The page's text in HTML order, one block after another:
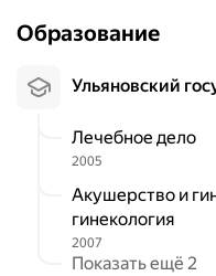
Образование
Ульяновский
Лечебное дело
2005
Акушерство и гинекология Акушерство и
гинекология
2007
Показать ещё 2